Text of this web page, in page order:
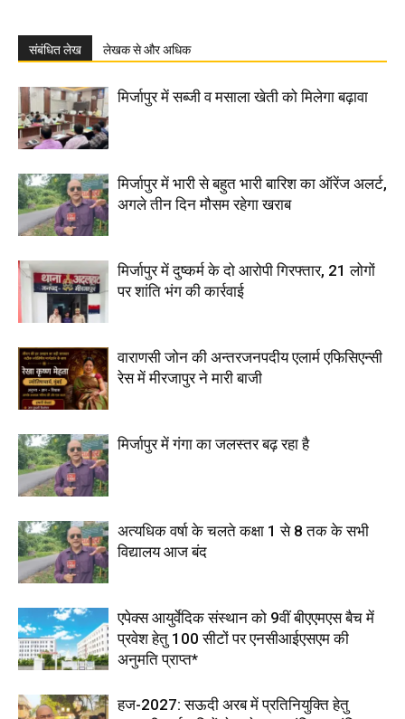
संबंधित लेख लेखक से और अधिक
मिर्जापुर में सब्जी व मसाला खेती को मिलेगा बढ़ावा
मिर्जापुर में भारी से बहुत भारी बारिश का ऑरेंज अलर्ट,
अगले तीन दिन मौसम रहेगा खराब
मिर्जापुर में दुष्कर्म के दो आरोपी गिरफ्तार, 21 लोगों
पर शांति भंग की कार्रवाई
वाराणसी जोन की अन्तरजनपदीय एलार्म एफिसिएन्सी
रेस में मीरजापुर ने मारी बाजी
मिर्जापुर में गंगा का जलस्तर बढ़ रहा है
अत्यधिक वर्षा के चलते कक्षा 1 से 8 तक के सभी
विद्यालय आज बंद
एपेक्स आयुर्वेदिक संस्थान को 9वीं बीएएमएस बैच में
प्रवेश हेतु 100 सीटों पर एनसीआईएसएम की
अनुमति प्राप्त*
हज-2027: सऊदी अरब में प्रतिनियुक्ति हेतु